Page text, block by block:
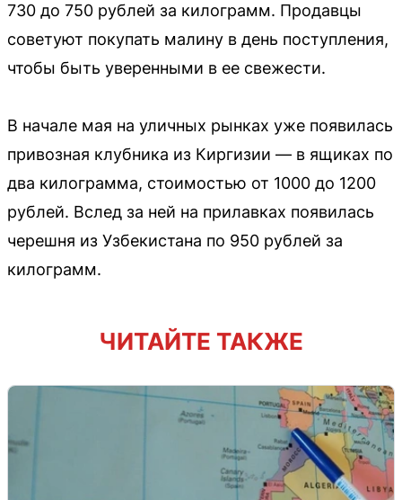
730 до 750 рублей за килограмм. Продавцы
советуют покупать малину в день поступления,
чтобы быть уверенными в ее свежести.
В начале мая на уличных рынках уже появилась
привозная клубника из Киргизии — в ящиках по
два килограмма, стоимостью от 1000 до 1200
рублей. Вслед за ней на прилавках появилась
черешня из Узбекистана по 950 рублей за
килограмм.
ЧИТАЙТЕ ТАКЖЕ